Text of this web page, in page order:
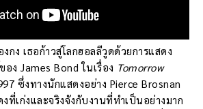
กง เธอก้าวสู่โลกฮอลลีวูดด้วยการแสดง
ง James Bond ในเรื่อง Tomorrow
ซึ่งทางนักแสดงอย่าง Pierce Brosnan
ที่เก่งและจริงจังกับงานที่ทำเป็นอย่างมาก